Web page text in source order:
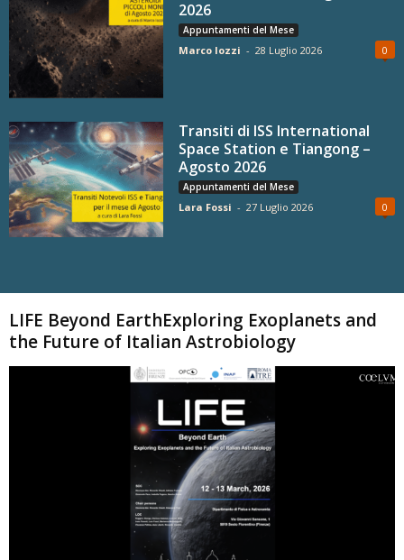
2026
Appuntamenti del Mese
Marco Iozzi - 28 Luglio 2026 0
Transiti di ISS International
Space Station e Tiangong –
Agosto 2026
Appuntamenti del Mese
Lara Fossi - 27 Luglio 2026 0
LIFE Beyond EarthExploring Exoplanets and
the Future of Italian Astrobiology